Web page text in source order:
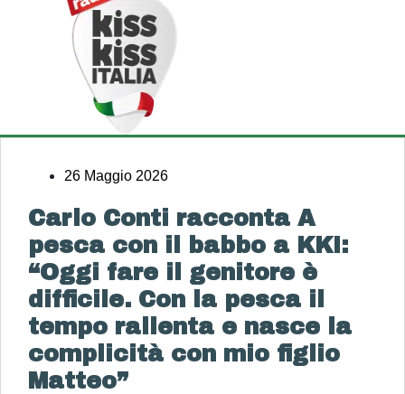
26 Maggio 2026
Carlo Conti racconta A
pesca con il babbo a KKI:
“Oggi fare il genitore è
difficile. Con la pesca il
tempo rallenta e nasce la
complicità con mio figlio
Matteo”